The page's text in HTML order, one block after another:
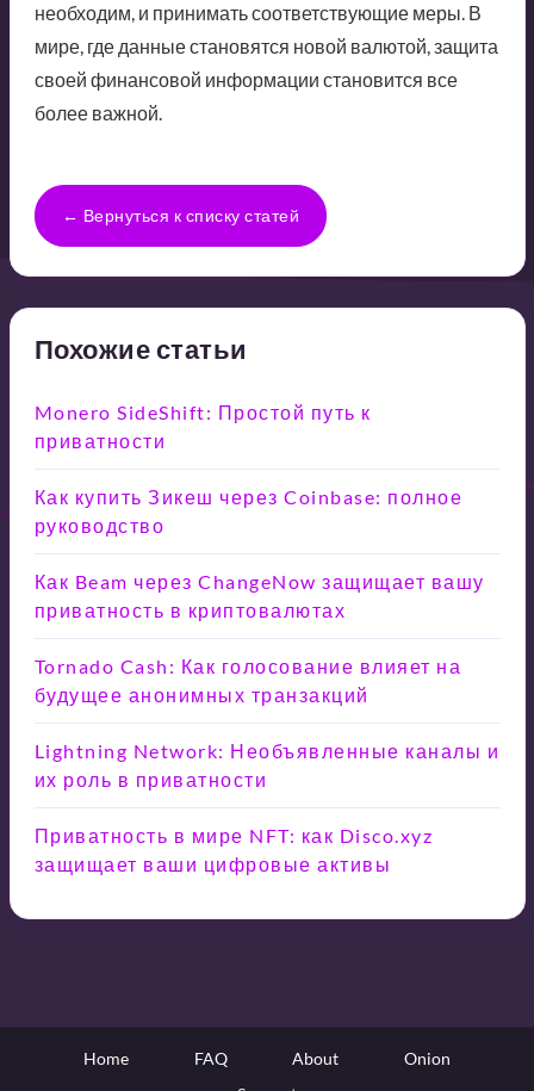
необходим, и принимать соответствующие меры. В
мире, где данные становятся новой валютой, защита
своей финансовой информации становится все
более важной.
← Вернуться к списку статей
Похожие статьи
Monero SideShift: Простой путь к
приватности
Как купить Зикеш через Coinbase: полное
руководство
Как Beam через ChangeNow защищает вашу
приватность в криптовалютах
Tornado Cash: Как голосование влияет на
будущее анонимных транзакций
Lightning Network: Необъявленные каналы и
их роль в приватности
Приватность в мире NFT: как Disco.xyz
защищает ваши цифровые активы
Home FAQ About
Onion